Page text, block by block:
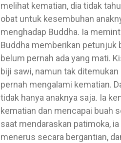
melihat kematian, dia tidak
obat untuk kesembuhan
menghadap Buddha. Ia
Buddha memberikan petunjuk
belum pernah ada yang mati.
biji sawi, namun tak
pernah mengalami kematian.
tidak hanya anaknya saja. Ia
kematian dan mencapai buah
saat mendaraskan patimoka,
menerus secara bergantian,